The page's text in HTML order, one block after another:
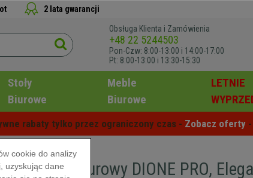
2 lata gwarancji
Obsługa Klienta i Zamówienia
+48 22 5244503
Pon-Czw: 8:00-13:00 i 14:00-17:00
Pt: 8:00-13:00 i 13:30-15:30
Stoły
Biurowe
Meble
Biurowe
LETNIE
rabaty tylko przez ograniczony czas - Zobacz oferty -
Fotel Biurowy DIONE PRO,
cookie do analizy
uzyskując dane